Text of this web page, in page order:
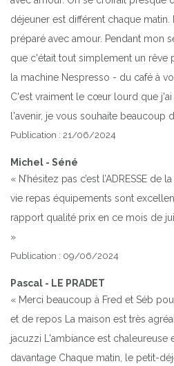
déjeuner est différent chaque
préparé avec amour. Pendant mon
que c'était tout simplement un rêve
la machine Nespresso - du café à
C'est vraiment le cœur lourd que
l'avenir, je vous souhaite beaucoup
Publication : 21/06/2024
Michel - Séné
« N’hésitez pas c’est l’ADRESSE
vie repas équipements sont
rapport qualité prix en ce mois de
»
Publication : 09/06/2024
Pascal - LE PRADET
« Merci beaucoup à Fred et Séb
et de repos La maison est très
jacuzzi L'ambiance est chaleureuse
davantage Chaque matin, le petit-